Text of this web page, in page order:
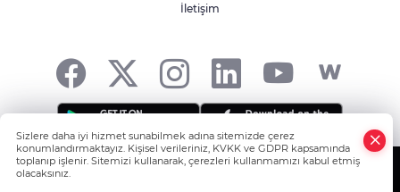
Gümrük Muhafaza'dan kaçakçılığa darbe!
İletişim
Sizlere daha iyi hizmet sunabilmek adına sitemizde çerez
konumlandırmaktayız. Kişisel verileriniz, KVKK ve GDPR kapsamında
toplanıp işlenir. Sitemizi kullanarak, çerezleri kullanmamızı kabul etmiş
olacaksınız.